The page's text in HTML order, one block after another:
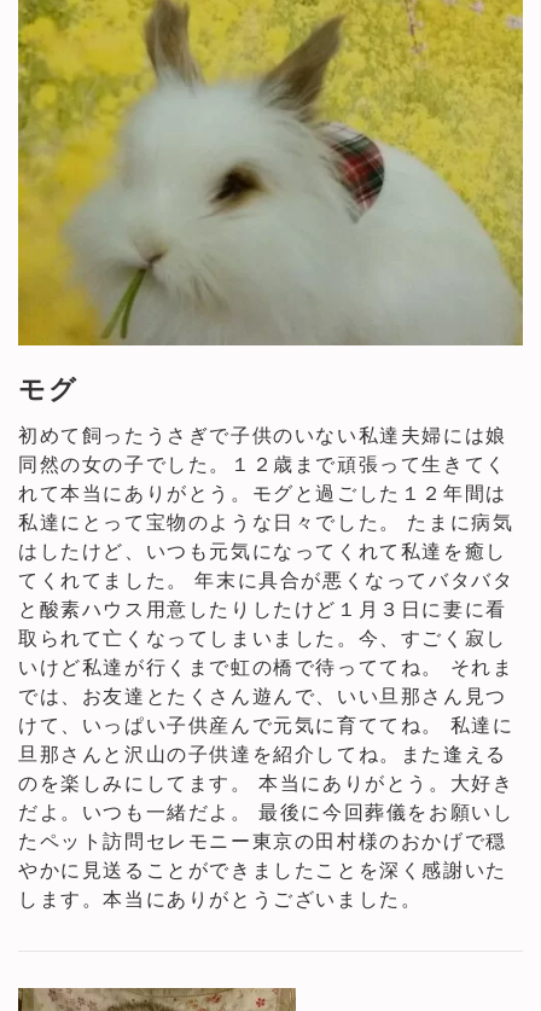
すのでご利用下さいませ。
福山営業所スタートのお知らせ
広島県福山市にて新型火葬車でのサービス開始
致しました。
55cm/7kg以下のお子様専用となります。
ペット訪問セレモニー福山
モグ
初めて飼ったうさぎで子供のいない私達夫婦には娘
同然の女の子でした。１２歳まで頑張って生きてく
れて本当にありがとう。モグと過ごした１２年間は
私達にとって宝物のような日々でした。 たまに病気
はしたけど、いつも元気になってくれて私達を癒し
てくれてました。 年末に具合が悪くなってバタバタ
と酸素ハウス用意したりしたけど１月３日に妻に看
取られて亡くなってしまいました。今、すごく寂し
いけど私達が行くまで虹の橋で待っててね。 それま
では、お友達とたくさん遊んで、いい旦那さん見つ
けて、いっぱい子供産んで元気に育ててね。 私達に
旦那さんと沢山の子供達を紹介してね。また逢える
のを楽しみにしてます。 本当にありがとう。大好き
だよ。いつも一緒だよ。 最後に今回葬儀をお願いし
たペット訪問セレモニー東京の田村様のおかげで穏
やかに見送ることができましたことを深く感謝いた
します。本当にありがとうございました。